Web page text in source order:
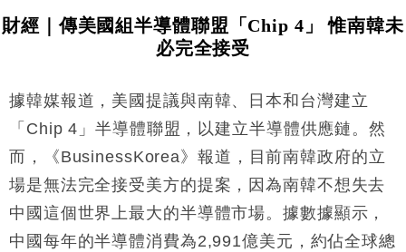
11:12
國際｜特朗普料美伊戰事快結束 承認部分彈藥庫存緊
司
18:31
財經｜華僑銀行上半年淨利創新高 中期息增15%至
及消費表現
16:47
本地｜假冒內地執法人員要求交「保證金」 43歲女子
損失近6900萬元
財經｜傳美國組半導體聯盟「Chip 4」 惟南韓未
必完全接受
據韓媒報道，美國提議與南韓、日本和台灣建立
「Chip 4」半導體聯盟，以建立半導體供應鏈。然
而，《BusinessKorea》報道，目前南韓政府的立
場是無法完全接受美方的提案，因為南韓不想失去
中國這個世界上最大的半導體市場。據數據顯示，
中國每年的半導體消費為2,991億美元，約佔全球總